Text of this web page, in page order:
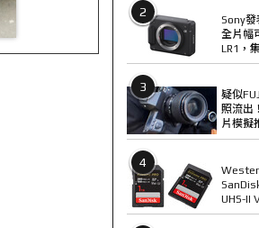
2
Sony
全片幅
LR1，
3
疑似
照流出
片模擬
4
UHS-II